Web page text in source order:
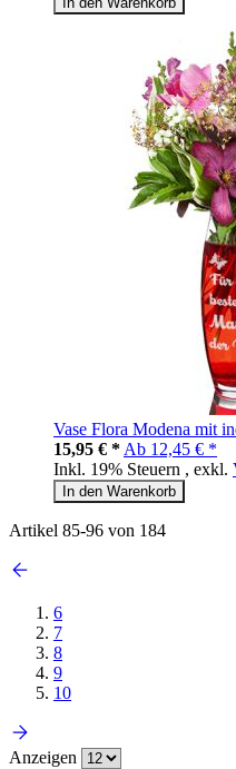
Vase Flora Modena mit
15,95 € * Ab 12,45 € *
Inkl. 19% Steuern , exkl.
In den Warenkorb
Artikel 85-96 von 184
6
7
8
9
10
Anzeigen